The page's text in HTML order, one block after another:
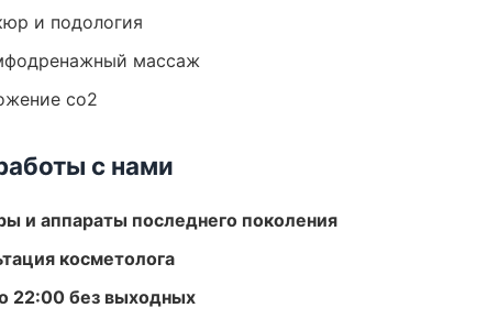
и подология
массаж
co2
с нами
и аппараты последнего поколения
косметолога
22:00 без выходных